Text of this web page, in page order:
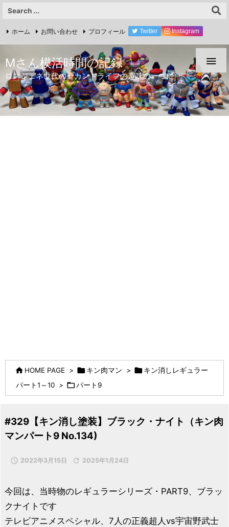

ホーム お問い合わせ プロフィール Twitter Instagram
Mさん模活時間の記録
ロスジェネ世代のセカンドライフの趣味の一つに
 HOME PAGE > キン肉マン > キン消しレギュラー
パート1～10 > パート9
#329【キン消し塗装】ブラック・ナイト（キン肉
マンパート9 No.134)
 2022年3月15日  2025年1月24日
今回は、当時物のレギュラーシリーズ・PART9、ブラッ
クナイトです
テレビアニメスペシャル、7人の正義超人vs宇宙野武士